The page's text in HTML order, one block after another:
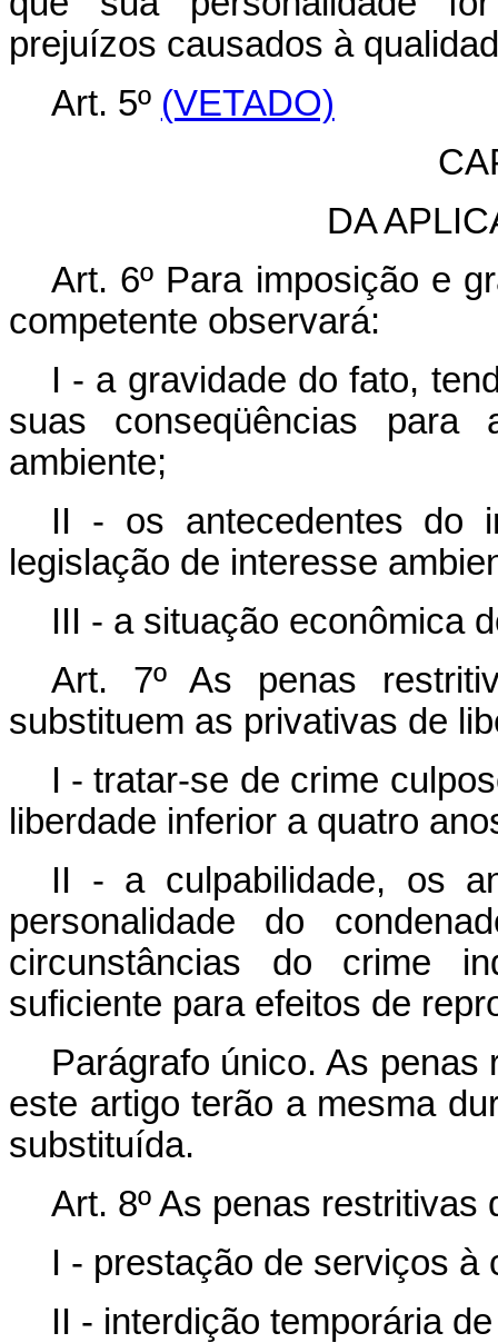
prejuízos causados à
Art. 5º (VETADO)
DA
Art. 6º Para imposição e
competente observará:
I - a gravidade do fato,
suas conseqüências
ambiente;
II - os antecedentes do
legislação de interesse
III - a situação econômica
Art. 7º As penas
substituem as privativas de
I - tratar-se de crime
liberdade inferior a quatro
II - a culpabilidade, os
personalidade do
circunstâncias do crime
suficiente para efeitos de
Parágrafo único. As
este artigo terão a mesma
substituída.
Art. 8º As penas restritivas
I - prestação de serviços à
II - interdição temporária